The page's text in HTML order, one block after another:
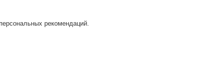
рекомендаций.